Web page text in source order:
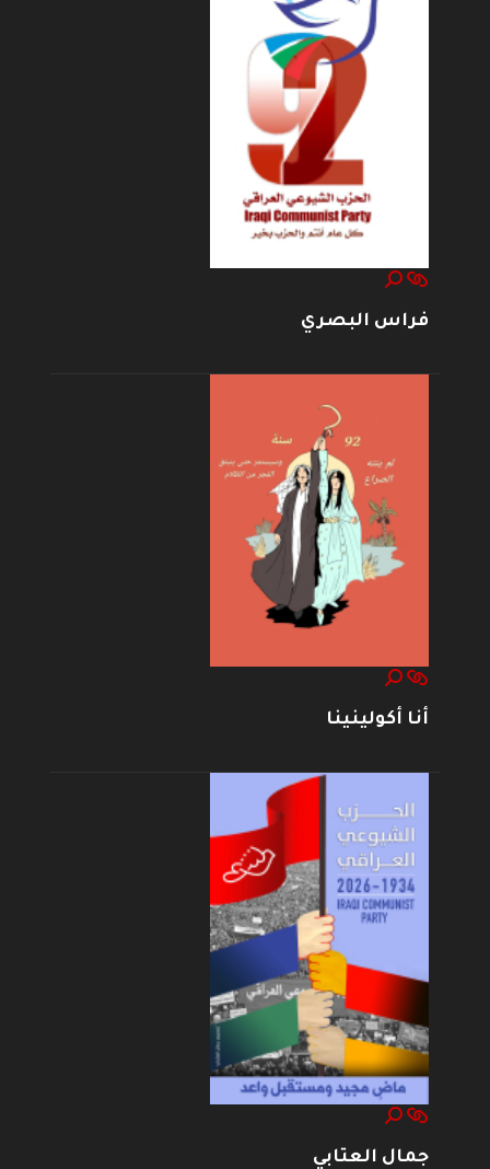
فراس البصري
أنا أكولينينا
جمال العتابي